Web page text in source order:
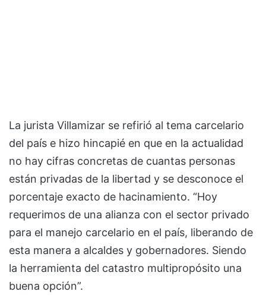
La jurista Villamizar se refirió al tema carcelario
del país e hizo hincapié en que en la actualidad
no hay cifras concretas de cuantas personas
están privadas de la libertad y se desconoce el
porcentaje exacto de hacinamiento. “Hoy
requerimos de una alianza con el sector privado
para el manejo carcelario en el país, liberando de
esta manera a alcaldes y gobernadores. Siendo
la herramienta del catastro multipropósito una
buena opción”.